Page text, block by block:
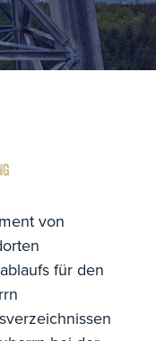
von
für den